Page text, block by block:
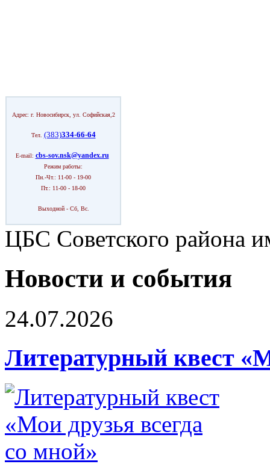
Адрес: г. Новосибирск, ул. Софийская,2
Тел. (383)334-66-64
E-mail: cbs-sov.nsk@yandex.ru
Режим работы:
Пн.-Чт.: 11-00 - 19-00
Пт.: 11-00 - 18-00
Выходной - Сб, Вс.
ЦБС Советского района
Новости и события
24.07.2026
Литературный квест